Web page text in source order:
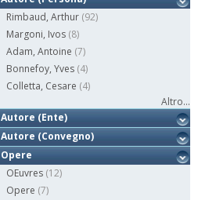
Rimbaud, Arthur (92)
Margoni, Ivos (8)
Adam, Antoine (7)
Bonnefoy, Yves (4)
Colletta, Cesare (4)
Altro...
Autore (Ente)
Autore (Convegno)
Opere
OEuvres (12)
Opere (7)